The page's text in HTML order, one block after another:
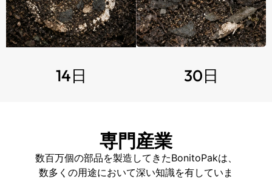
14日 30日
専門産業
数百万個の部品を製造してきたBonitoPakは、
数多くの用途において深い知識を有していま